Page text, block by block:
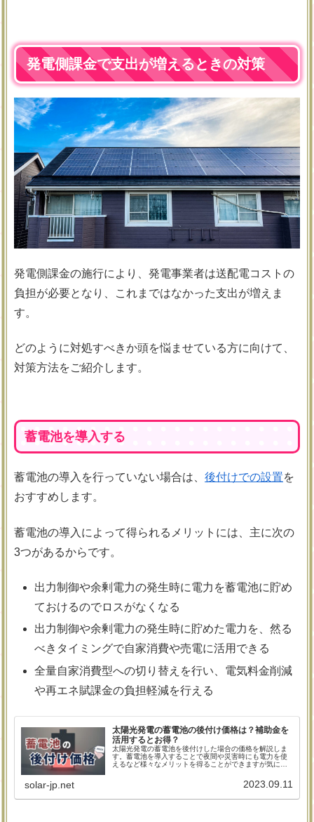
発電側課金で支出が増えるときの対策
発電側課金の施行により、発電事業者は送配電コストの
負担が必要となり、これまではなかった支出が増えま
す。
どのように対処すべきか頭を悩ませている方に向けて、
対策方法をご紹介します。
蓄電池を導入する
蓄電池の導入を行っていない場合は、 後付けでの設置を
おすすめします。
蓄電池の導入によって得られるメリットには、主に次の
3つがあるからです。
出力制御や余剰電力の発生時に電力を蓄電池に貯め
ておけるのでロスがなくなる
出力制御や余剰電力の発生時に貯めた電力を、然る
べきタイミングで自家消費や売電に活用できる
全量自家消費型への切り替えを行い、電気料金削減
や再エネ賦課金の負担軽減を行える
太陽光発電の蓄電池の後付け価格は？補助金を
活用するとお得？
太陽光発電の蓄電池を後付けした場合の価格を解説しま
す。蓄電池を導入することで夜間や災害時にも電力を使
えるなど様々なメリットを得ることができますが気にな
みの方に向けて、具体的な価格や少しでもお得に蓄電池
solar-jp.net 2023.09.11